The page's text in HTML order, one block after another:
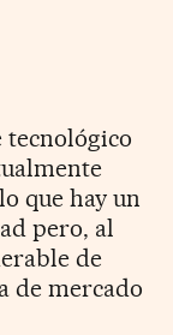
tecnológico
que hay un
pero, al
de
de mercado